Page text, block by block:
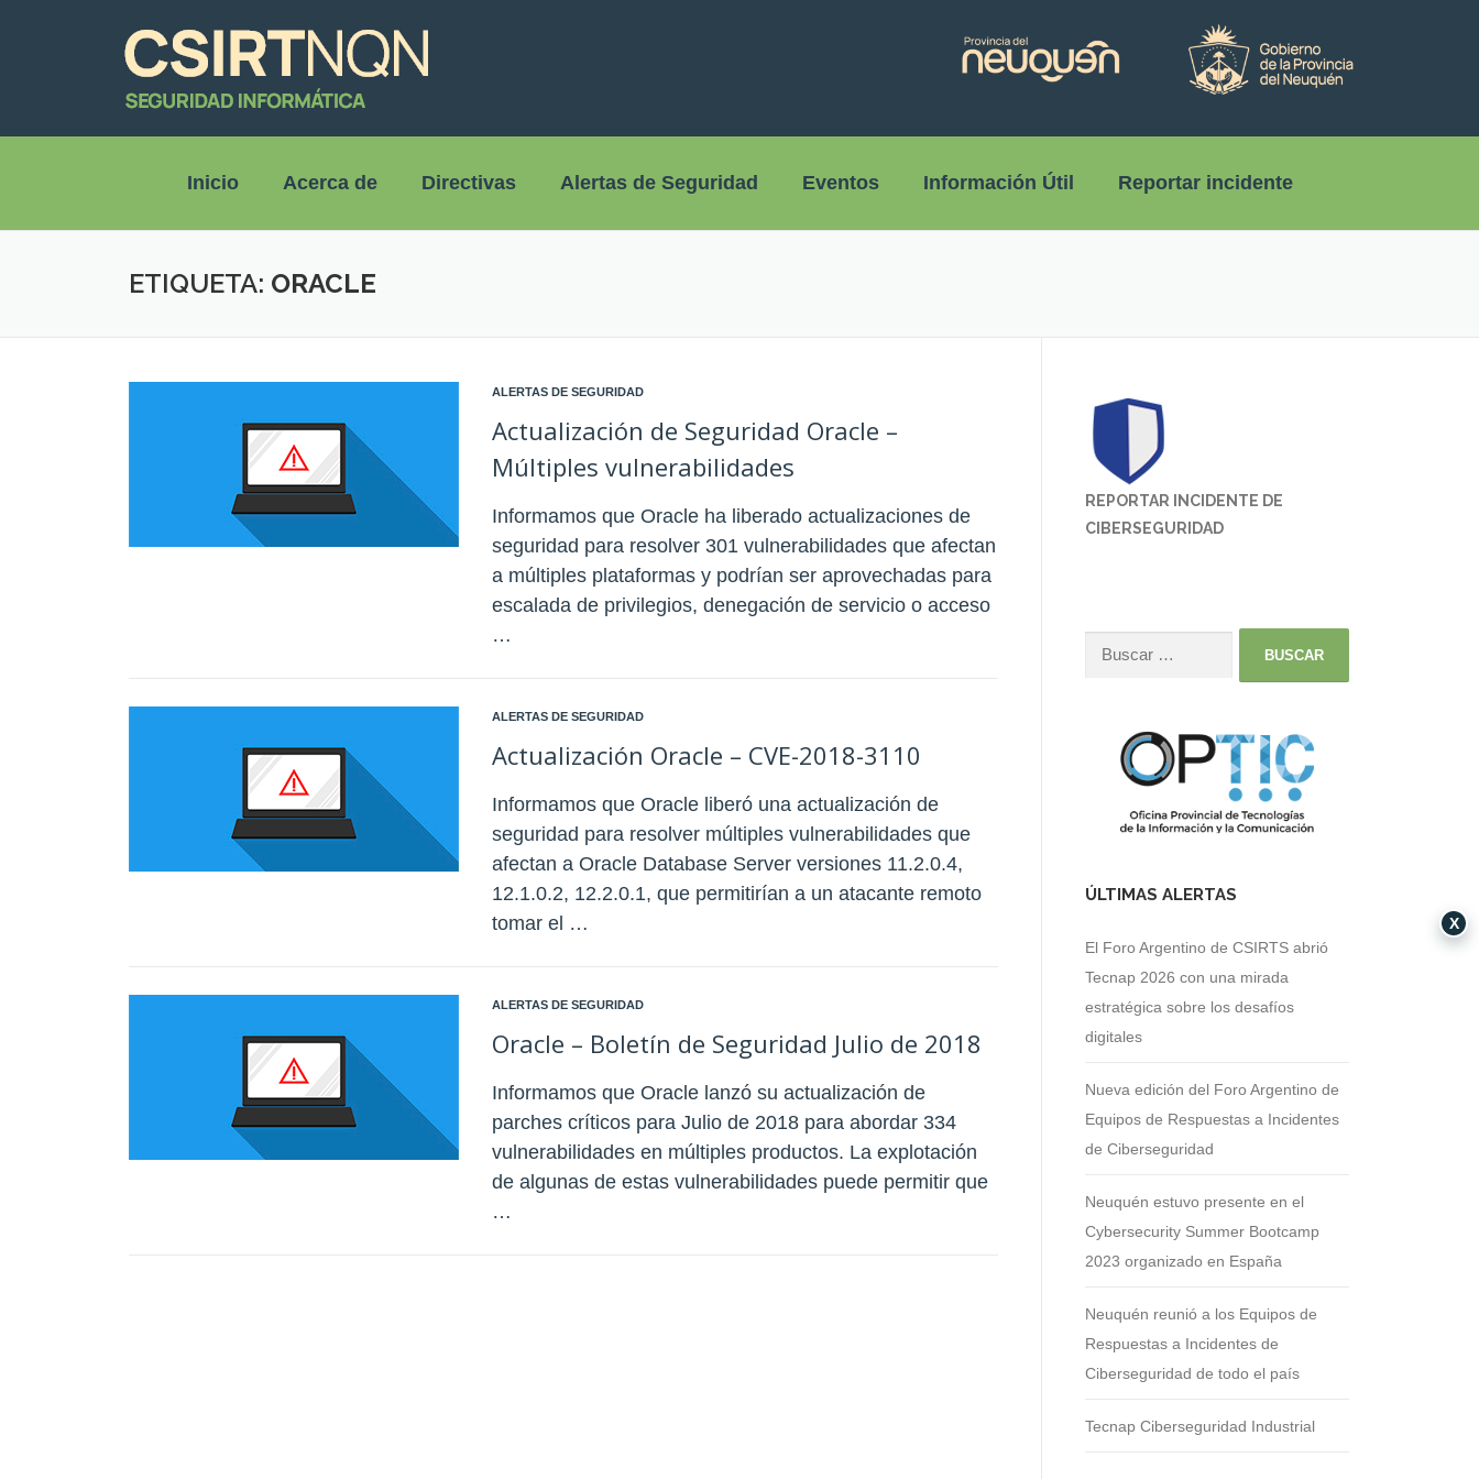
Inicio Acerca de Directivas Alertas de Seguridad Eventos Información Útil Reportar incidente
ETIQUETA: ORACLE
ALERTAS DE SEGURIDAD
Actualización de Seguridad Oracle –
Múltiples vulnerabilidades
Informamos que Oracle ha liberado actualizaciones de
seguridad para resolver 301 vulnerabilidades que afectan
a múltiples plataformas y podrían ser aprovechadas para
escalada de privilegios, denegación de servicio o acceso
…
ALERTAS DE SEGURIDAD
Actualización Oracle – CVE-2018-3110
Informamos que Oracle liberó una actualización de
seguridad para resolver múltiples vulnerabilidades que
afectan a Oracle Database Server versiones 11.2.0.4,
12.1.0.2, 12.2.0.1, que permitirían a un atacante remoto
tomar el …
ALERTAS DE SEGURIDAD
Oracle – Boletín de Seguridad Julio de 2018
Informamos que Oracle lanzó su actualización de
parches críticos para Julio de 2018 para abordar 334
vulnerabilidades en múltiples productos. La explotación
de algunas de estas vulnerabilidades puede permitir que
…
REPORTAR INCIDENTE DE
CIBERSEGURIDAD
ÚLTIMAS ALERTAS
El Foro Argentino de CSIRTS abrió
Tecnap 2026 con una mirada
estratégica sobre los desafíos
digitales
Nueva edición del Foro Argentino de
Equipos de Respuestas a Incidentes
de Ciberseguridad
Neuquén estuvo presente en el
Cybersecurity Summer Bootcamp
2023 organizado en España
Neuquén reunió a los Equipos de
Respuestas a Incidentes de
Ciberseguridad de todo el país
Tecnap Ciberseguridad Industrial
X